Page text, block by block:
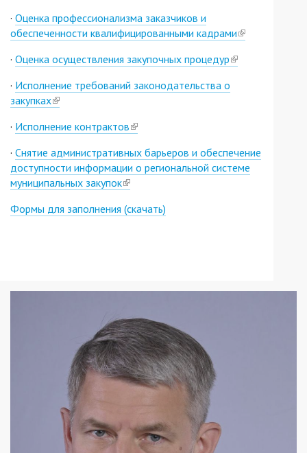
external)
· Оценка профессионализма заказчиков и
обеспеченности квалифицированными кадрами(link
external)
· Оценка осуществления закупочных процедур(link
external)
· Исполнение требований законодательства о
закупках(link
external)
· Исполнение контрактов(link
external)
· Снятие административных барьеров и обеспечение
доступности информации о региональной системе
муниципальных закупок(link
external)
Формы для заполнения (скачать)